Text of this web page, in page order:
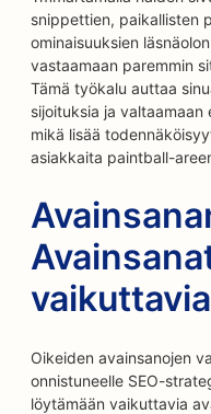
snippettien, paikallisten
ominaisuuksien
vastaamaan paremmin
Tämä työkalu auttaa
sijoituksia ja valtaamaan
mikä lisää
asiakkaita paintball-
Oikeiden avainsanojen
onnistuneelle SEO-
löytämään vaikuttavia